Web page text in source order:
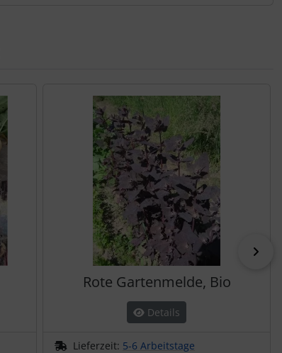
Rote Gartenmelde, Bio
Details
Lieferzeit: 5-6 Arbeitstage